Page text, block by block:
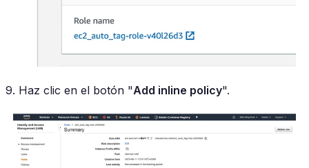
9. Haz clic en el botón "Add inline policy".